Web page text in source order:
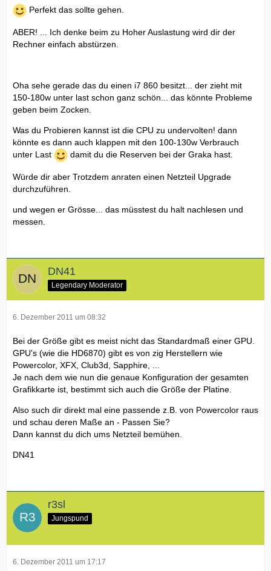
Perfekt das sollte gehen.
ABER! ... Ich denke beim zu Hoher Auslastung wird dir der
Rechner einfach abstürzen.
Oha sehe gerade das du einen i7 860 besitzt... der zieht mit
150-180w unter last schon ganz schön... das könnte Probleme
geben beim Zocken.
Was du Probieren kannst ist die CPU zu undervolten! dann
könnte es dann auch klappen mit den 100-130w Verbrauch
unter Last
damit du die Reserven bei der Graka hast.
Würde dir aber Trotzdem anraten einen Netzteil Upgrade
durchzuführen.
und wegen er Grösse... das müsstest du halt nachlesen und
messen.
DN41
Legendary Moderator
6. Dezember 2011 um 08:32
Bei der Größe gibt es meist nicht das Standardmaß einer GPU.
GPU's (wie die HD6870) gibt es von zig Herstellern wie
Powercolor, XFX, Club3d, Sapphire, ...
Je nach dem wie nun die genaue Konfiguration der gesamten
Grafikkarte ist, bestimmt sich auch die Größe der Platine.
Also such dir direkt mal eine passende z.B. von Powercolor raus
und schau deren Maße an - Passen Sie?
Dann kannst du dich ums Netzteil bemühen.
DN41
r3sl
Jungspund
6. Dezember 2011 um 17:17